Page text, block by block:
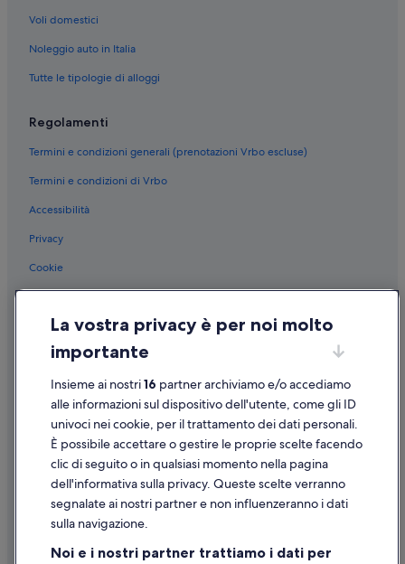
Voli domestici
Noleggio auto in Italia
Tutte le tipologie di alloggi
Regolamenti
Termini e condizioni generali (prenotazioni Vrbo escluse)
Termini e condizioni di Vrbo
Accessibilità
Privacy
Cookie
Informazioni legali/Contatti
Linee guida sui contenuti e segnalazione dei contenuti
Supporto
Assistenza clienti
Contattaci
Come cancellare un volo
Come modificare la prenotazione di un hotel o una casa vacanze
La vostra privacy è per noi molto
importante
Insieme ai nostri16 partner archiviamo e/o accediamo
alle informazioni sul dispositivo dell'utente, come gli ID
univoci nei cookie, per il trattamento dei dati personali.
È possibile accettare o gestire le proprie scelte facendo
clic di seguito o in qualsiasi momento nella pagina
dell'informativa sulla privacy. Queste scelte verranno
segnalate ai nostri partner e non influenzeranno i dati
sulla navigazione.
Noi e i nostri partner trattiamo i dati per